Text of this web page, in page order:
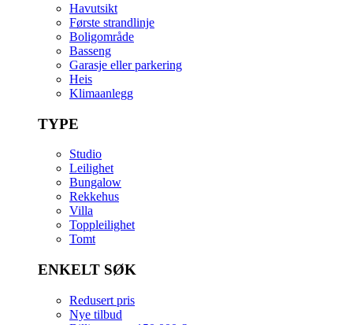
Havutsikt
Første strandlinje
Boligområde
Basseng
Garasje eller parkering
Heis
Klimaanlegg
TYPE
Studio
Leilighet
Bungalow
Rekkehus
Villa
Toppleilighet
Tomt
ENKELT SØK
Redusert pris
Nye tilbud